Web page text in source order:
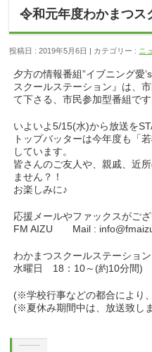
令和元年度わかまつス
投稿日 : 2019年5月6日 カテゴリー : ニ
夕方の情報番組”イブニング愛
スクールステーション』は、
て下さる、市民参加型番組です
いよいよ5/15(水)から放送を
トップバッターは今年度も「
しています。
皆さんのご友人や、親戚、近
ません？！
お楽しみに♪
応援メールやファックスがご
FM AIZU Mail :
わかまつスクールステーショ
水曜日 18：10～(約10分間)
(※学校行事などの都合により
(※夏休み期間中は、放送致し